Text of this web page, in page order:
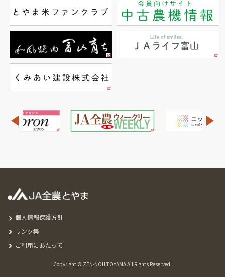
Copyright © ZEN-NOH TOYAMA All Rights Reserved.
個人情報保護方針
リンク集
ご利用にあたって